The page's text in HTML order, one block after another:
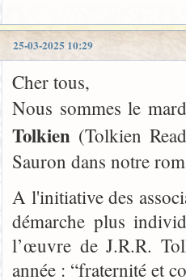
25-03-2025 10:29
Cher tous,
Nous sommes le
Tolkien (Tolkien
Sauron dans notre
A l'initiative des
démarche plus
l’œuvre de J.R.R.
année : “fraternité et